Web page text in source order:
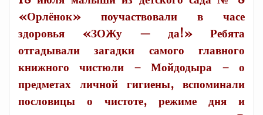
«Орлёнок» поучаствовали в часе
здоровья «ЗОЖу — да!» Ребята
отгадывали загадки самого главного
книжного чистюли – Мойдодыра – о
предметах личной гигиены, вспоминали
пословицы о чистоте, режиме дня и